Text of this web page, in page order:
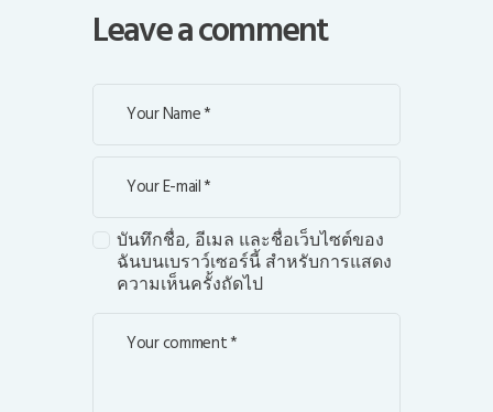
Leave a comment
บันทึกชื่อ, อีเมล และชื่อเว็บไซต์ของ
ฉันบนเบราว์เซอร์นี้ สำหรับการแสดง
ความเห็นครั้งถัดไป